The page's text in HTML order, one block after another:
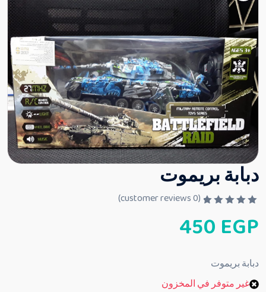
دبابة بريموت
م
ا
ي
م
(
0
450 EGP
دبابة بريموت
غير متوفر في المخزون